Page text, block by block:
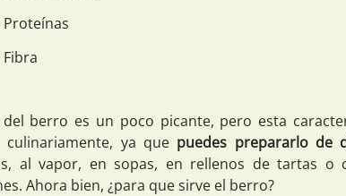
Proteínas
Fibra
del berro es un poco picante, pero esta
culinariamente, ya que puedes prepararlo de
al vapor, en sopas, en rellenos de tartas o
Ahora bien, ¿para que sirve el berro?